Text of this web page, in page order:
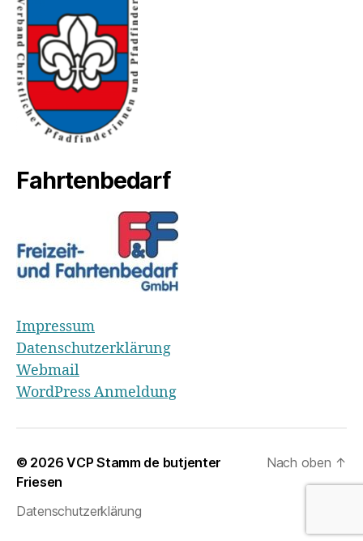
Fahrtenbedarf
Impressum
Datenschutzerklärung
Webmail
WordPress Anmeldung
© 2026VCP Stamm de butjenter
Friesen
Datenschutzerklärung
Nach oben ↑